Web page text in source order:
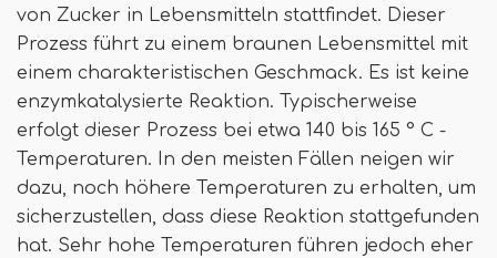
von Zucker in Lebensmitteln stattfindet. Dieser
Prozess führt zu einem braunen Lebensmittel mit
einem charakteristischen Geschmack. Es ist keine
enzymkatalysierte Reaktion. Typischerweise
erfolgt dieser Prozess bei etwa 140 bis 165 ° C -
Temperaturen. In den meisten Fällen neigen wir
dazu, noch höhere Temperaturen zu erhalten, um
sicherzustellen, dass diese Reaktion stattgefunden
hat. Sehr hohe Temperaturen führen jedoch eher